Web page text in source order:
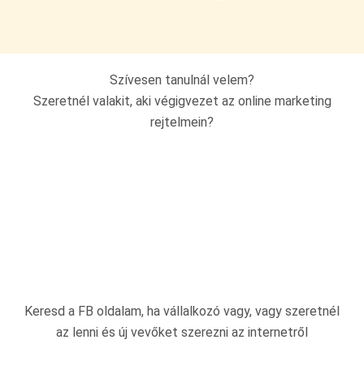
Szívesen tanulnál velem?
Szeretnél valakit, aki végigvezet az online marketing
rejtelmein?
Keresd a FB oldalam, ha vállalkozó vagy, vagy szeretnél
az lenni és új vevőket szerezni az internetről